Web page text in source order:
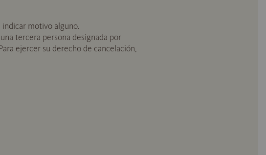
motivo alguno.
tercera persona designada por
ejercer su derecho de cancelación,